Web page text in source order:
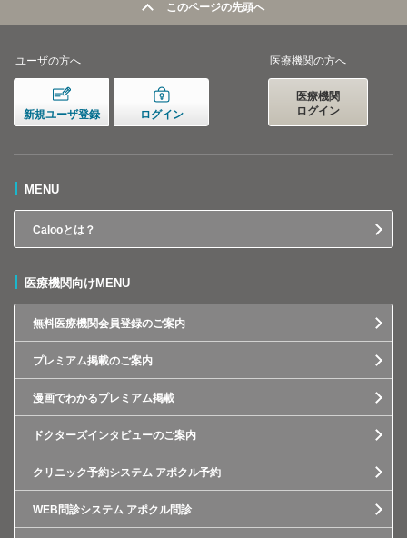
このページの先頭へ
ユーザの方へ
新規ユーザ登録 ログイン
医療機関の方へ
医療機関
ログイン
MENU
Calooとは？
医療機関向けMENU
無料医療機関会員登録のご案内
プレミアム掲載のご案内
漫画でわかるプレミアム掲載
ドクターズインタビューのご案内
クリニック予約システム アポクル予約
WEB問診システム アポクル問診